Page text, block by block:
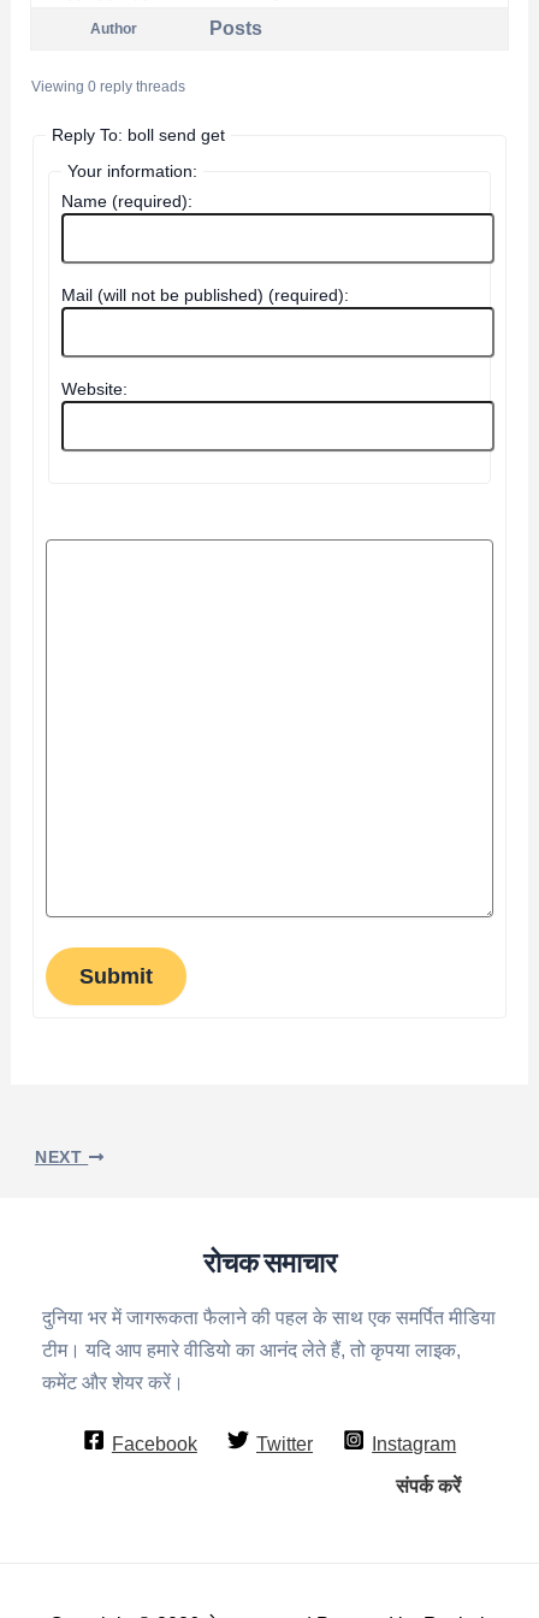
Author Posts
Viewing 0 reply threads
Reply To: boll send get
Your information:
Name (required):
Mail (will not be published) (required):
Website:
Submit
NEXT
रोचक समाचार
दुनिया भर में जागरूकता फैलाने की पहल के साथ एक समर्पित मीडिया
टीम। यदि आप हमारे वीडियो का आनंद लेते हैं, तो कृपया लाइक,
कमेंट और शेयर करें।
Facebook Twitter
Instagram
संपर्क करें